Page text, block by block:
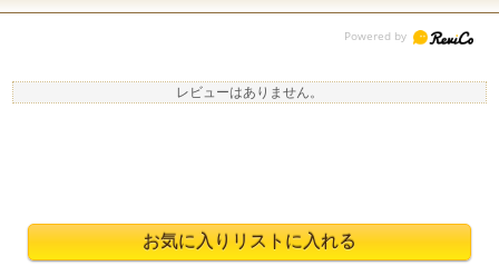
レビューはありません。